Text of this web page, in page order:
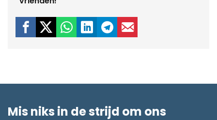
Mis niks in de strijd om ons